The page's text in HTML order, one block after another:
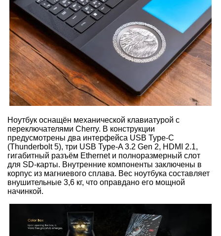
Ноутбук оснащён механической клавиатурой с
переключателями Cherry. В конструкции
предусмотрены два интерфейса USB Type-C
(Thunderbolt 5), три USB Type-A 3.2 Gen 2, HDMI 2.1,
гигабитный разъём Ethernet и полноразмерный слот
для SD-карты. Внутренние компоненты заключены в
корпус из магниевого сплава. Вес ноутбука составляет
внушительные 3,6 кг, что оправдано его мощной
начинкой.